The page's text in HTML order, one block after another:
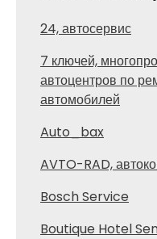
24, автосервис
7 ключей,
автоцентров по
автомобилей
Auto_bax
AVTO-RAD,
Bosch Service
Boutique Hotel